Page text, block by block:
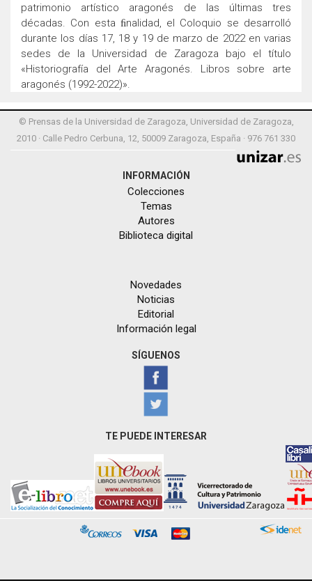
patrimonio artístico aragonés de las últimas tres
décadas. Con esta ﬁnalidad, el Coloquio se desarrolló
durante los días 17, 18 y 19 de marzo de 2022 en varias
sedes de la Universidad de Zaragoza bajo el título
«Historiografía del Arte Aragonés. Libros sobre arte
aragonés (1992-2022)».
© Prensas de la Universidad de Zaragoza, Universidad de Zaragoza,
2010 · Calle Pedro Cerbuna, 12, 50009 Zaragoza, España · 976 761 330
INFORMACIÓN
Colecciones
Temas
Autores
Biblioteca digital
Novedades
Noticias
Editorial
Información legal
SÍGUENOS
TE PUEDE INTERESAR